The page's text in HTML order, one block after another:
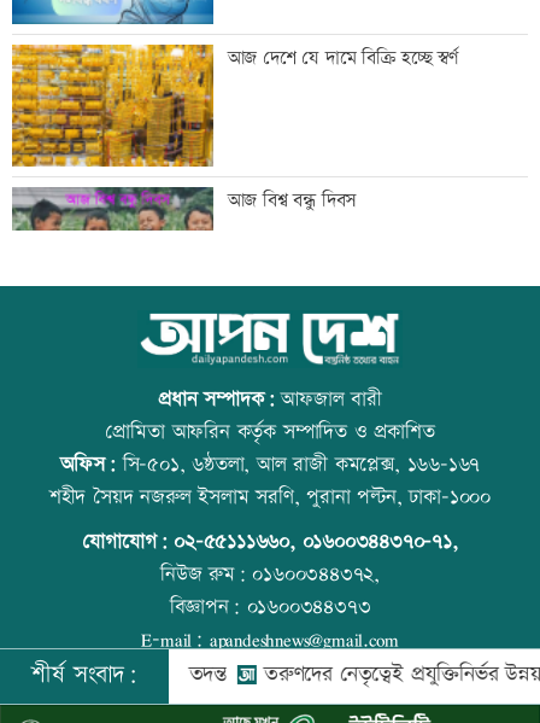
মেসির বাবা মারা গেছেন
বিএনপি গণমাধ্যমের স্বাধীনতায় বিশ্বাস করে:
প্রতিমন্ত্রী টুকু
তিস্তা মহাপরিকল্পনার কাজ শিগগিরই শুরু
হচ্ছে: প্রতিমন্ত্রী ফরহাদ
অতিরিক্ত মদপানে এক ব্যক্তির মৃত্যু
ইবির গবেষণাপত্র প্রত্যাহারের ঘটনায় তদন্ত
কমিটি
আজ দেশে যে দামে বিক্রি হচ্ছে স্বর্ণ
আজ বিশ্ব বন্ধু দিবস
কোরআন-হাদিসে নামাজ না পড়ার শাস্তি
উত্থান-পতনের বাজারে আজ স্বর্ণের ভরি কত
আজ স্বর্ণ-রুপা যে দামে বিক্রি হচ্ছে
প্রধান সম্পাদক:আফজাল বারী
প্রোমিতা আফরিন কর্তৃক সম্পাদিত ও প্রকাশিত
অফিস:সি-৫০১, ৬ষ্ঠতলা, আল রাজী কমপ্লেক্স, ১৬৬-১৬৭
শহীদ সৈয়দ নজরুল ইসলাম সরণি, পুরানা পল্টন, ঢাকা-১০০০
যোগাযোগ: ০২-৫৫১১১৬৬০, ০১৬০০৩৪৪৩৭০-৭১,
নিউজ রুম:০১৬০০৩৪৪৩৭২,
বিজ্ঞাপন: ০১৬০০৩৪৪৩৭৩
E-mail: apandeshnews@gmail.com
©২০২৬ |আপন দেশ ডটকমকর্তৃক সর্বসত্ব ® সংরক্ষিত | উন্নয়নে
শীর্ষ সংবাদ:
করা হয়: তদন্ত তরুণদের নেতৃত্বেই প্রযুক্তিনির্ভর উন্নয়ন হবে: